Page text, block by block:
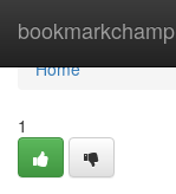
bookmarkchamp
Home
Home
1